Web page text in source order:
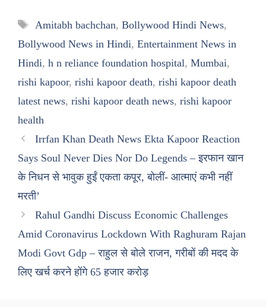
Tags
Amitabh bachchan, Bollywood Hindi News,
Bollywood News in Hindi, Entertainment News in
Hindi, h n reliance foundation hospital, Mumbai,
rishi kapoor, rishi kapoor death, rishi kapoor death
latest news, rishi kapoor death news, rishi kapoor
health
Irrfan Khan Death News Ekta Kapoor Reaction
Says Soul Never Dies Nor Do Legends – इरफान खान
के निधन से भावुक हुईं एकता कपूर, बोलीं- आत्माएं कभी नहीं
मरती’
Rahul Gandhi Discuss Economic Challenges
Amid Coronavirus Lockdown With Raghuram Rajan
Modi Govt Gdp – राहुल से बोले राजन, गरीबों की मदद के
लिए खर्च करने होंगे 65 हजार करोड़